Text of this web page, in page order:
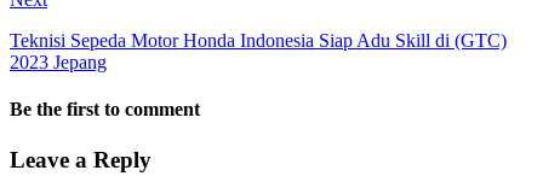
Teknisi Sepeda Motor Honda Indonesia Siap Adu Skill di (GTC)
2023 Jepang
Be the first to comment
Leave a Reply